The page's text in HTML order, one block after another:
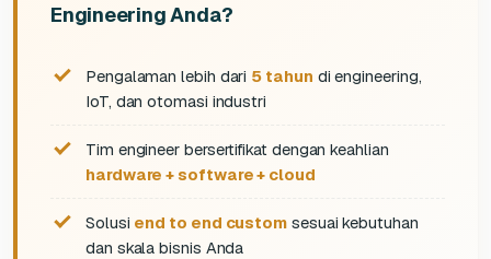
Engineering Anda?
Pengalaman lebih dari 5 tahun di engineering,
IoT, dan otomasi industri
Tim engineer bersertifikat dengan keahlian
hardware + software + cloud
Solusi end to end custom sesuai kebutuhan
dan skala bisnis Anda